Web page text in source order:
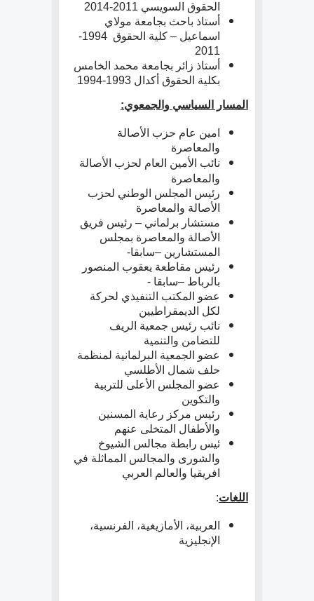
الحقوق السويسي 2011-2014
أستاذ باحث بجامعة مولاي
اسماعيل – كلية الحقوق 1994-
2011
أستاذ زائر بجامعة محمد الخامس
بكلية الحقوق أكدال 1993-1994
المسار السياسي والجمعوي:
امين عام حزب الأصالة
والمعاصرة
نائب الأمين العام لحزب الأصالة
والمعاصرة
رئيس المجلس الوطني لحزب
الأصالة والمعاصرة
مستشار برلماني – رئيس فريق
الأصالة والمعاصرة بمجلس
المستشارين –سابقا-
رئيس مقاطعة يعقوب المنصور
بالرباط –سابقا -
عضو المكتب التنفيذي لحركة
لكل الديمقراطيين
نائب رئيس جمعية الريف
للتضامن والتنمية
عضو الجمعية البرلمانية لمنظمة
حلف شمال الأطلسي
عضو المجلس الأعلى للتربية
والتكوين
رئيس مركز رعاية المسنين
والأطفال المتخلى عنهم
ئيس رابطة مجالس الشيوخ
والشورى والمجالس المماثلة في
افريقيا والعالم العربي
اللغات:
العربية، الأمازيغية، الفرنسية،
الإنجليزية